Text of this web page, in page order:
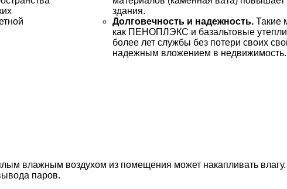
здания.
Долговечность и надежность. Такие
как ПЕНОПЛЭКС и базальтовые
более лет службы без потери своих
надежным вложением в недвижимость.
влажным воздухом из помещения может накапливать
паров.